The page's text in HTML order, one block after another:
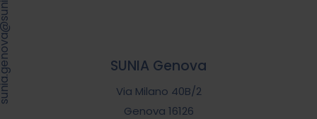
SUNIA Genova
Via Milano 40B/2
Genova 16126